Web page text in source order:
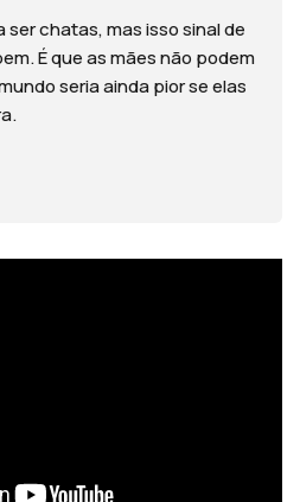
chatas, mas isso sinal de
É que as mães não podem
seria ainda pior se elas